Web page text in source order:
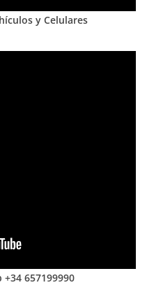
y Celulares
657199990